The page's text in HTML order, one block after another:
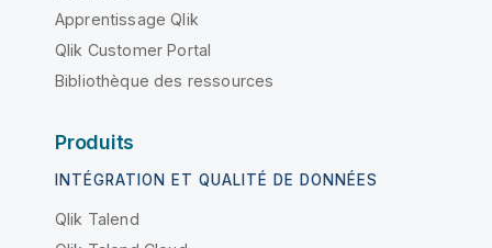
Apprentissage Qlik
Qlik Customer Portal
Bibliothèque des ressources
Produits
INTÉGRATION ET QUALITÉ DE DONNÉES
Qlik Talend